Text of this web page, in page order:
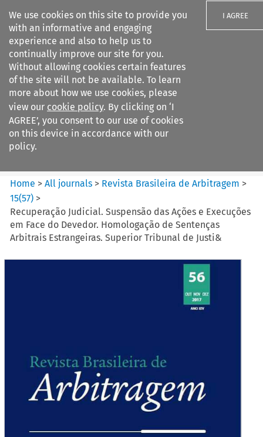
We use cookies on this site to provide you
with an informative and engaging
experience and also to help us to
continually improve our site for you.
Without allowing cookies certain features
of the site will not be available. To learn
more about how we use cookies, please
view our cookie policy. By clicking on ‘I
AGREE’, you consent to our use of cookies
on this device in accordance with our
policy.
I AGREE
Search filters
Revista Brasileira de
Arbitragem
Home >All journals > Revista Brasileira de Arbitragem >
15(57) >
Recuperação Judicial. Suspensão das Ações e Execuções
em Face do Devedor. Homologação de Sentenças
Arbitrais Estrangeiras. Superior Tribunal de Justi&